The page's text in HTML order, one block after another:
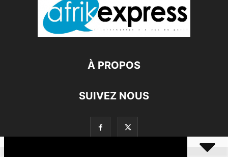
À PROPOS
SUIVEZ NOUS